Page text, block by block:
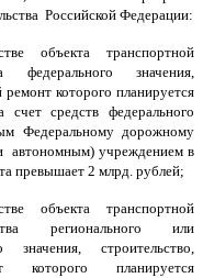
Российской Федерации:
объекта транспортной
федерального значения,
которого планируется
средств федерального
Федеральному дорожному
автономным) учреждением в
превышает 2 млрд. рублей;
объекта транспортной
регионального или
значения, строительство,
которого планируется